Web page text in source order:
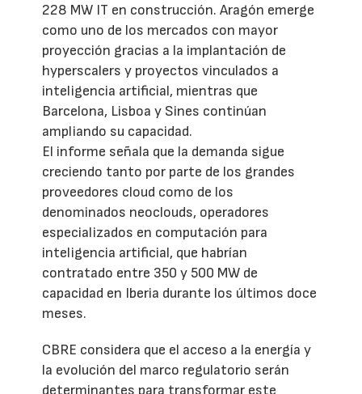
228 MW IT en construcción. Aragón emerge
como uno de los mercados con mayor
proyección gracias a la implantación de
hyperscalers y proyectos vinculados a
inteligencia artificial, mientras que
Barcelona, Lisboa y Sines continúan
ampliando su capacidad.
El informe señala que la demanda sigue
creciendo tanto por parte de los grandes
proveedores cloud como de los
denominados neoclouds, operadores
especializados en computación para
inteligencia artificial, que habrían
contratado entre 350 y 500 MW de
capacidad en Iberia durante los últimos doce
meses.
CBRE considera que el acceso a la energía y
la evolución del marco regulatorio serán
determinantes para transformar este